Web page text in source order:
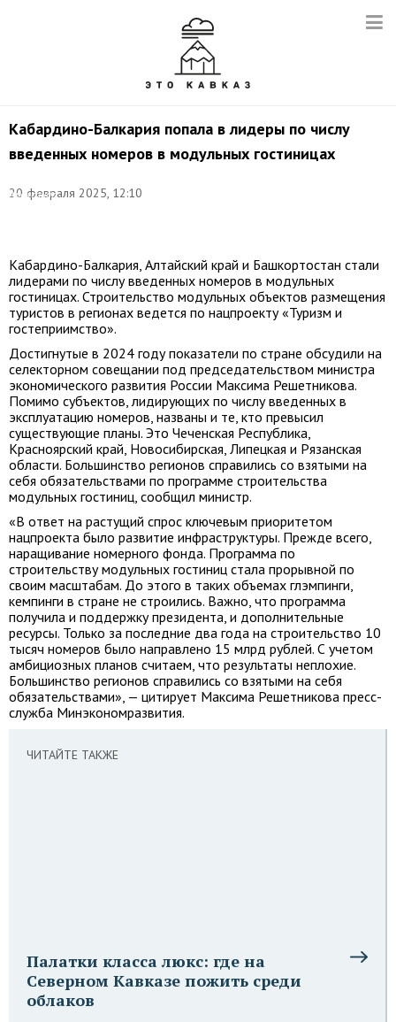
Кабардино-Балкария попала в лидеры по числу
введенных номеров в модульных гостиницах
20 февраля 2025, 12:10
Александр
Кабардино-Балкария, Алтайский край и Башкортостан стали
лидерами по числу введенных номеров в модульных
гостиницах. Строительство модульных объектов размещения
туристов в регионах ведется по нацпроекту «Туризм и
гостеприимство».
Достигнутые в 2024 году показатели по стране обсудили на
селекторном совещании под председательством министра
экономического развития России Максима Решетникова.
Помимо субъектов, лидирующих по числу введенных в
эксплуатацию номеров, названы и те, кто превысил
существующие планы. Это Чеченская Республика,
Красноярский край, Новосибирская, Липецкая и Рязанская
области. Большинство регионов справились со взятыми на
себя обязательствами по программе строительства
модульных гостиниц, сообщил министр.
«В ответ на растущий спрос ключевым приоритетом
нацпроекта было развитие инфраструктуры. Прежде всего,
наращивание номерного фонда. Программа по
строительству модульных гостиниц стала прорывной по
своим масштабам. До этого в таких объемах глэмпинги,
кемпинги в стране не строились. Важно, что программа
получила и поддержку президента, и дополнительные
ресурсы. Только за последние два года на строительство 10
тысяч номеров было направлено 15 млрд рублей. С учетом
амбициозных планов считаем, что результаты неплохие.
Большинство регионов справились со взятыми на себя
обязательствами», — цитирует Максима Решетникова пресс-
служба Минэкономразвития.
ЧИТАЙТЕ ТАКЖЕ
Палатки класса люкс: где на
Северном Кавказе пожить среди
облаков